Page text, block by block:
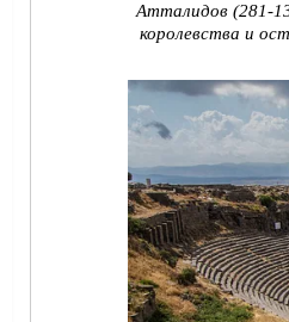
Атталидов (281-
королевства и